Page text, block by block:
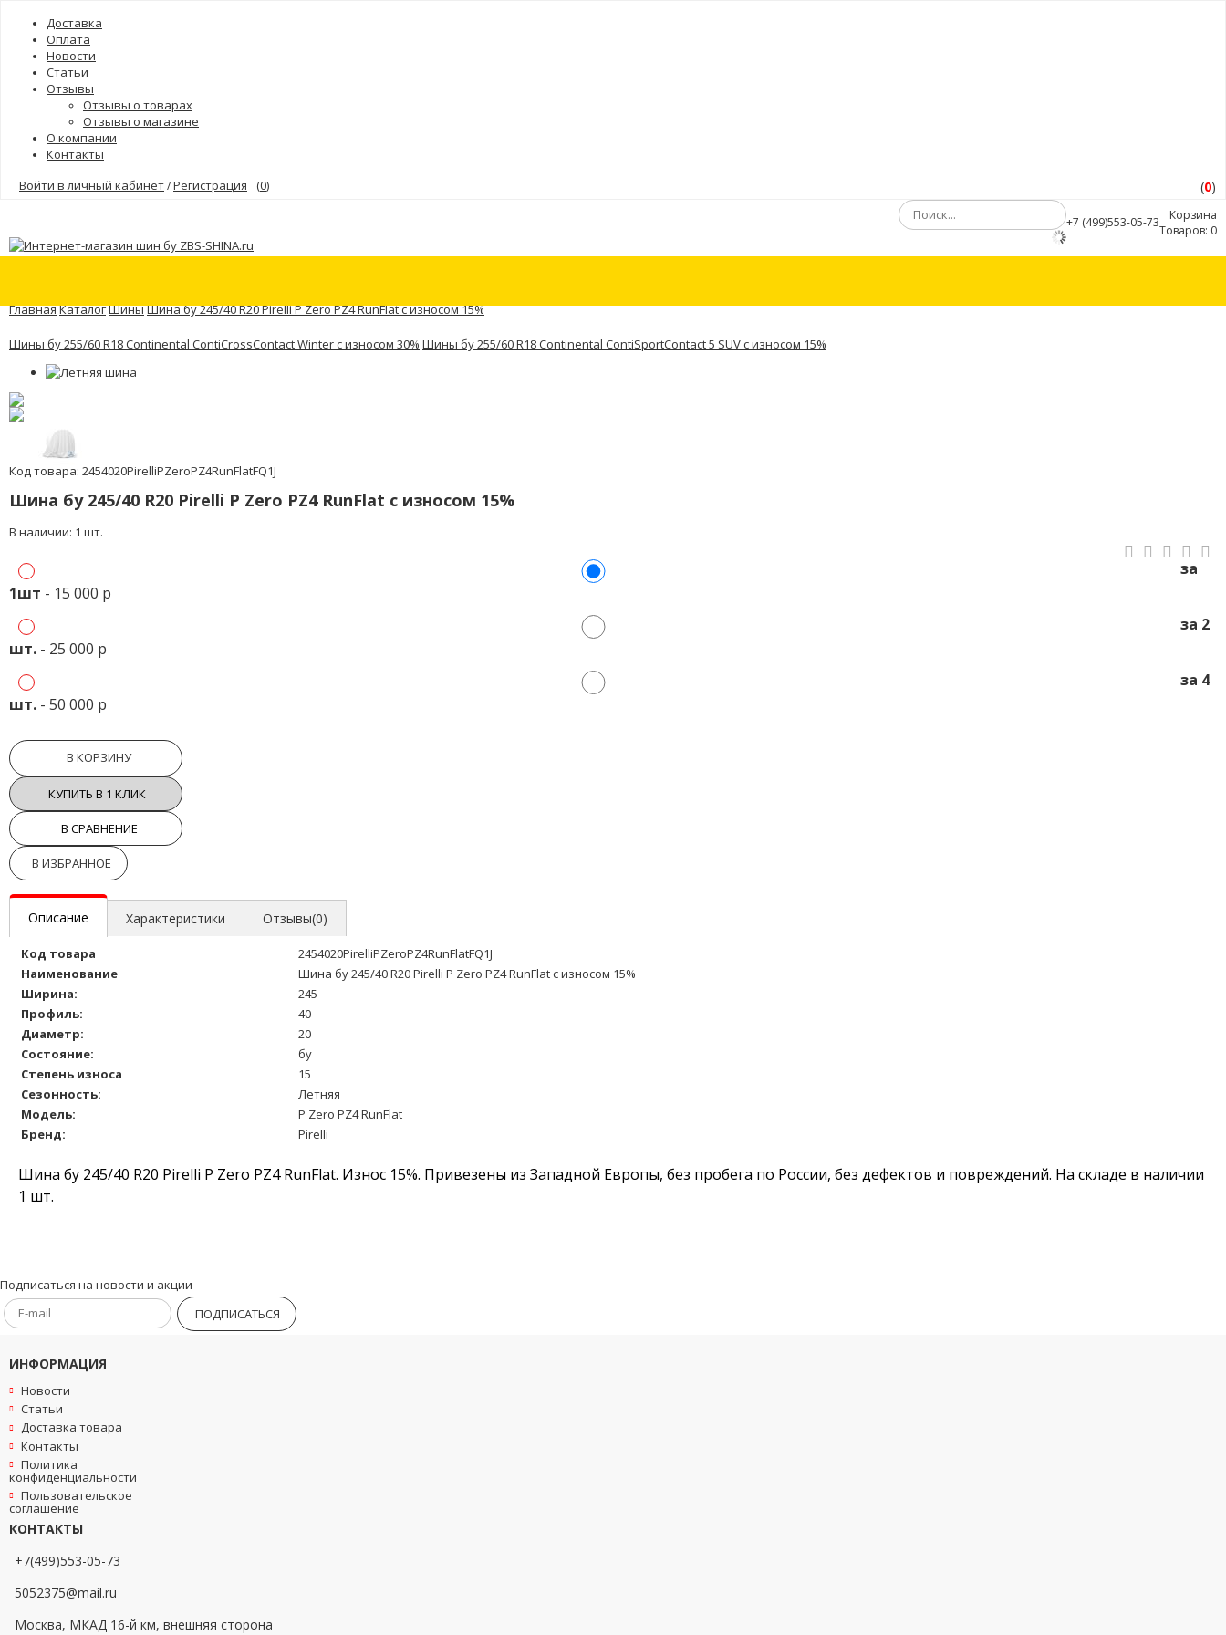
Доставка
Оплата
Новости
Статьи
Отзывы
Отзывы о товарах
Отзывы о магазине
О компании
Контакты
Войти в личный кабинет/Регистрация (0) (0)
+7 (499)553-05-73
Корзина
Товаров: 0
ГлавнаяКаталогШиныШина бу 245/40 R20 Pirelli P Zero PZ4 RunFlat с износом 15%
Шины бу 255/60 R18 Continental ContiCrossContact Winter с износом 30% Шины бу 255/60 R18 Continental ContiSportContact 5 SUV с износом 15%
Код товара: 2454020PirelliPZeroPZ4RunFlatFQ1J
Шина бу 245/40 R20 Pirelli P Zero PZ4 RunFlat с износом 15%
В наличии: 1 шт.
за
1шт - 15 000 р
за 2
шт. - 25 000 р
за 4
шт. - 50 000 р
В КОРЗИНУ
КУПИТЬ В 1 КЛИК
В СРАВНЕНИЕ
В ИЗБРАННОЕ
Описание Характеристики Отзывы(0)
Код товара
2454020PirelliPZeroPZ4RunFlatFQ1J
Наименование
Шина бу 245/40 R20 Pirelli P Zero PZ4 RunFlat с износом 15%
Ширина:
245
Профиль:
40
Диаметр:
20
Состояние:
бу
Степень износа
15
Сезонность:
Летняя
Модель:
P Zero PZ4 RunFlat
Бренд:
Pirelli
Шина бу 245/40 R20 Pirelli P Zero PZ4 RunFlat. Износ 15%. Привезены из Западной Европы, без пробега по России, без дефектов и повреждений. На складе в наличии
1 шт.
Подписаться на новости и акции
ПОДПИСАТЬСЯ
ИНФОРМАЦИЯ
Новости
Статьи
Доставка товара
Контакты
Политика
конфиденциальности
Пользовательское
соглашение
КОНТАКТЫ
+7(499)553-05-73
5052375@mail.ru
Москва, МКАД 16-й км, внешняя сторона